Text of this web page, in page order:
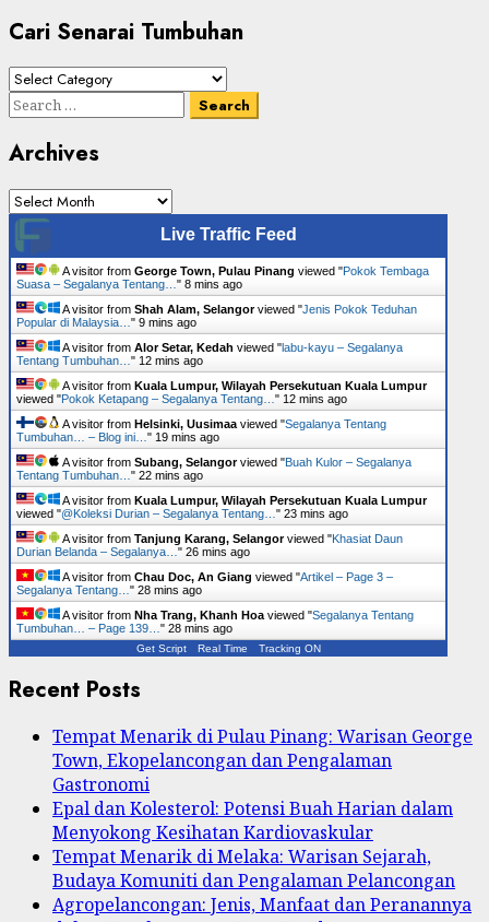
Cari Senarai Tumbuhan
Cari
Senarai
Search
Archives
Archives
Live Traffic Feed
A visitor from George Town, Pulau Pinang viewed "Pokok Tembaga
Suasa – Segalanya Tentang… " 8 mins ago
A visitor from Shah Alam, Selangorviewed "Jenis Pokok Teduhan
Popular di Malaysia… " 9 mins ago
A visitor from Alor Setar, Kedah viewed "labu-kayu – Segalanya
Tentang Tumbuhan… " 12 mins ago
A visitor from Kuala Lumpur, Wilayah Persekutuan Kuala Lumpur
viewed "Pokok Ketapang – Segalanya Tentang… " 12 mins ago
A visitor from Helsinki, Uusimaa viewed "Segalanya Tentang
Tumbuhan… – Blog ini… " 19 mins ago
A visitor from Subang, Selangorviewed "Buah Kulor – Segalanya
Tentang Tumbuhan… " 22 mins ago
A visitor from Kuala Lumpur, Wilayah Persekutuan Kuala Lumpur
viewed "@Koleksi Durian – Segalanya Tentang… " 23 mins ago
A visitor from Tanjung Karang, Selangorviewed "Khasiat Daun
Durian Belanda – Segalanya… " 26 mins ago
A visitor from Chau Doc, An Giang viewed "Artikel – Page 3 –
Segalanya Tentang… " 28 mins ago
A visitor from Nha Trang, Khanh Hoa viewed "Segalanya Tentang
Tumbuhan… – Page 139… " 28 mins ago
Get Script Real Time Tracking ON
Recent Posts
Tempat Menarik di Pulau Pinang: Warisan George
Town, Ekopelancongan dan Pengalaman
Gastronomi
Epal dan Kolesterol: Potensi Buah Harian dalam
Menyokong Kesihatan Kardiovaskular
Tempat Menarik di Melaka: Warisan Sejarah,
Budaya Komuniti dan Pengalaman Pelancongan
Agropelancongan: Jenis, Manfaat dan Peranannya